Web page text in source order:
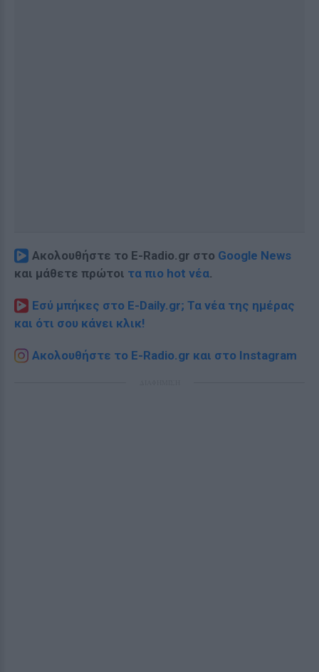
Ακολουθήστε το E-Radio.gr στο Google News
και μάθετε πρώτοι τα πιο hot νέα.
Εσύ μπήκες στο E-Daily.gr; Τα νέα της ημέρας
και ότι σου κάνει κλικ!
Ακολουθήστε το E-Radio.gr και στο Instagram